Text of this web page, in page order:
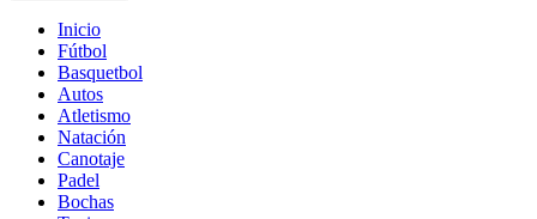
Inicio
Fútbol
Basquetbol
Autos
Atletismo
Natación
Canotaje
Padel
Bochas